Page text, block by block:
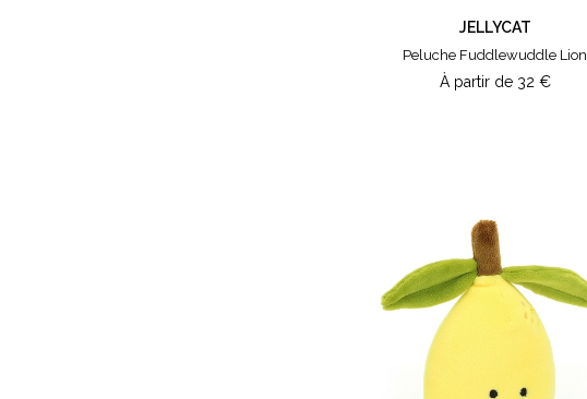
JELLYCAT
Peluche Fuddlewuddle Lion
À partir de 32 €